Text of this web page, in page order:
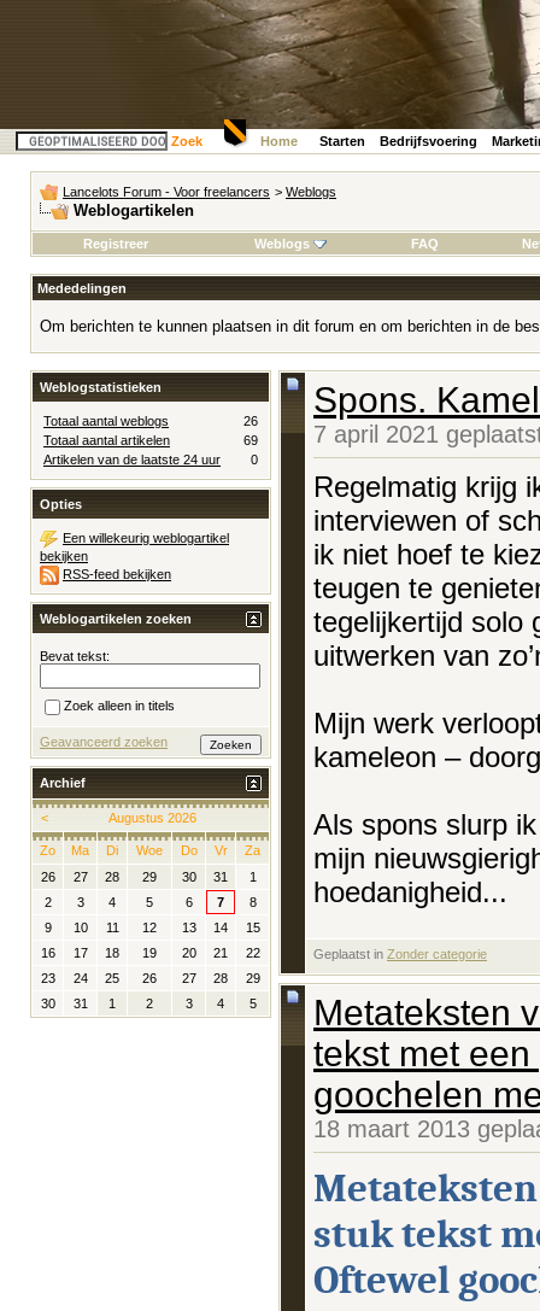
Zoek Home Starten Bedrijfsvoering
Lancelots Forum - Voor freelancers > Weblogs
Weblogartikelen
Registreer Weblogs FAQ
Mededelingen
Om berichten te kunnen plaatsen in dit forum en om berichten in de
Spons.
7 april 2021
Regelmatig krijg
interviewen of
ik niet hoef te
teugen te
tegelijkertijd solo
uitwerken van
Mijn werk
kameleon –
Als spons slurp
mijn
hoedanigheid...
Geplaatst in Zonder categorie
Metateksten
tekst met
goochelen
18 maart 2013
stuk tekst
Oftewel
Weblogstatistieken
Totaal aantal weblogs
26
Totaal aantal artikelen
69
Artikelen van de laatste 24 uur
0
Opties
Een willekeurig weblogartikel
bekijken
RSS-feed bekijken
Weblogartikelen zoeken
Bevat tekst:
Zoek alleen in titels
Geavanceerd zoeken
Archief
< Augustus 2026
Zo Ma Di Woe Do Vr
Za
26
27 28 29 30 31
1
2
3 4 5 6 7
8
9
10 11 12 13 14
15
16
17 18 19 20 21
22
23
24 25 26 27 28
29
30
31 1 2 3 4 5